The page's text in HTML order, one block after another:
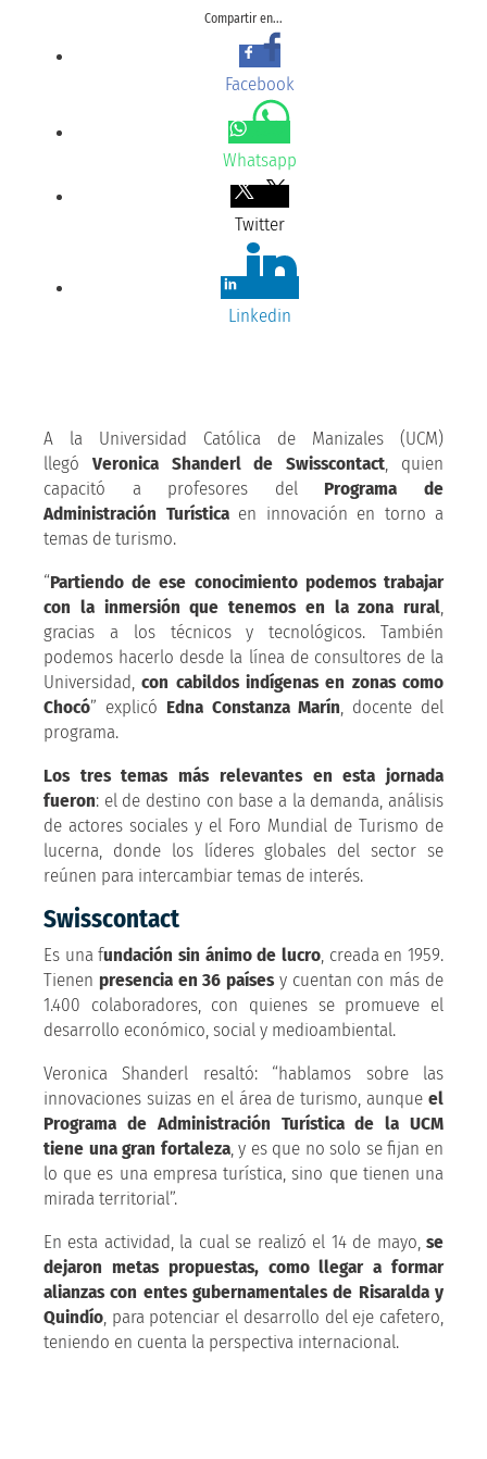
Compartir en...
Facebook
Whatsapp
Twitter
Linkedin
A la Universidad Católica de Manizales (UCM)
llegó Veronica Shanderl de Swisscontact, quien
capacitó a profesores del Programa de
Administración Turísticaen innovación en torno a
temas de turismo.
“Partiendo de ese conocimiento podemos trabajar
con la inmersión que tenemos en la zona rural,
gracias a los técnicos y tecnológicos. También
podemos hacerlo desde la línea de consultores de la
Universidad,con cabildos indígenas en zonas como
Chocó” explicó Edna Constanza Marín, docente del
programa.
Los tres temas más relevantes en esta jornada
fueron: el de destino con base a la demanda, análisis
de actores sociales y el Foro Mundial de Turismo de
lucerna, donde los líderes globales del sector se
reúnen para intercambiar temas de interés.
Swisscontact
Es una fundación sin ánimo de lucro, creada en 1959.
Tienen presencia en 36 paísesy cuentan con más de
1.400 colaboradores, con quienes se promueve el
desarrollo económico, social y medioambiental.
Veronica Shanderl resaltó: “hablamos sobre las
innovaciones suizas en el área de turismo, aunque el
Programa de Administración Turística de la UCM
tiene una gran fortaleza, y es que no solo se fijan en
lo que es una empresa turística, sino que tienen una
mirada territorial”.
En esta actividad, la cual se realizó el 14 de mayo, se
dejaron metas propuestas, como llegar a formar
alianzas con entes gubernamentales de Risaralda y
Quindío, para potenciar el desarrollo del eje cafetero,
teniendo en cuenta la perspectiva internacional.